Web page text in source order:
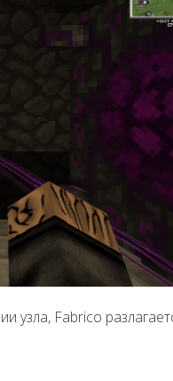
узла, Fabrico